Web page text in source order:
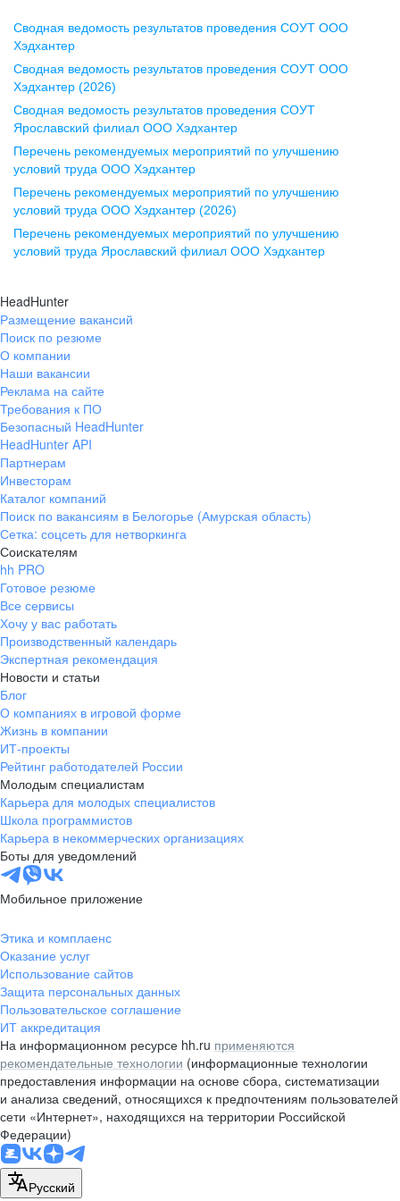
Воронеж
ул. Комиссаржевской, д. 10,
офис 1212
+7 473 280-05-05
pr@vrn.hh.ru
ул. Спартаковская, д. 2А, этаж 3,
помещение 15
+7 843 212-12-50
Екатеринбург
ул. Боевых Дружин, стр. 20,
+7 343 226-79-99
pr@ural.hh.ru
ул. Янковского, д. 169, 7 этаж,
706 каб.
+7 861 205-55-57
pr@krd.hh.ru
Владивосток
пер. Ланинский д. 4, офис 3.4
+7 423 202-33-28
pr@dv.hh.ru
Новосибирск
ул. Большевистская, д. 35,
помещение 21
+7 383 207-94-64
pr@nsk.hh.ru
Минск
пр-т Дзержинского, д. 57,
10 этаж, помещение 45-1
pr@rabota.by
Алматы
пр. Абая, д. 151, БЦ Алатау,
12 этаж, офис 1209
+7 727 232-13-13
pr@headhunter.com.kz
Сводная ведомость результатов проведения СОУТ ООО
Хэдхантер
Сводная ведомость результатов проведения СОУТ ООО
Хэдхантер (2026)
Сводная ведомость результатов проведения СОУТ
Ярославский филиал ООО Хэдхантер
Перечень рекомендуемых мероприятий по улучшению
условий труда ООО Хэдхантер
Перечень рекомендуемых мероприятий по улучшению
условий труда ООО Хэдхантер (2026)
Перечень рекомендуемых мероприятий по улучшению
условий труда Ярославский филиал ООО Хэдхантер
HeadHunter
Размещение вакансий
Поиск по резюме
О компании
Наши вакансии
Реклама на сайте
Требования к ПО
Безопасный HeadHunter
HeadHunter API
Партнерам
Инвесторам
Каталог компаний
Поиск по вакансиям в Белогорье (Амурская область)
Сетка: соцсеть для нетворкинга
Соискателям
hh PRO
Готовое резюме
Все сервисы
Хочу у вас работать
Производственный календарь
Экспертная рекомендация
Новости и статьи
Блог
О компаниях в игровой форме
Жизнь в компании
ИТ-проекты
Рейтинг работодателей России
Молодым специалистам
Карьера для молодых специалистов
Школа программистов
Карьера в некоммерческих организациях
Боты для уведомлений
Мобильное приложение
Этика и комплаенс
Оказание услуг
Использование сайтов
Защита персональных данных
Пользовательское соглашение
ИТ аккредитация
На информационном ресурсе hh.ru применяются
рекомендательные технологии (информационные технологии
предоставления информации на основе сбора, систематизации
и анализа сведений, относящихся к предпочтениям пользователей
сети «Интернет», находящихся на территории Российской
Федерации)
Русский